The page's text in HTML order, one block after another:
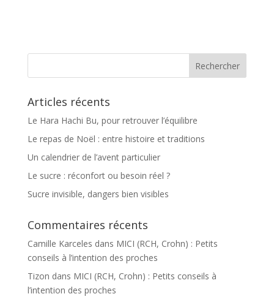
Articles récents
Le Hara Hachi Bu, pour retrouver l’équilibre
Le repas de Noël : entre histoire et traditions
Un calendrier de l’avent particulier
Le sucre : réconfort ou besoin réel ?
Sucre invisible, dangers bien visibles
Commentaires récents
Camille Karceles dans MICI (RCH, Crohn) : Petits
conseils à l’intention des proches
Tizon dans MICI (RCH, Crohn) : Petits conseils à
l’intention des proches